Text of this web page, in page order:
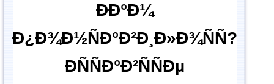
ÐÐ°Ð¼
Ð¿Ð¾Ð½ÑÐ°Ð²Ð¸Ð»Ð¾ÑÑ?
ÐÑÑÐ°Ð²ÑÑÐµ